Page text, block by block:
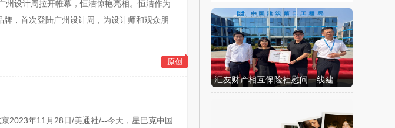
设计周拉开帷幕，恒洁惊艳亮相。恒洁作为
牌，首次登陆广州设计周，为设计师和观众朋
原创
2023年11月28日/美通社/--今天，星巴克中国
汇友财产相互保险社慰问一线建筑工人